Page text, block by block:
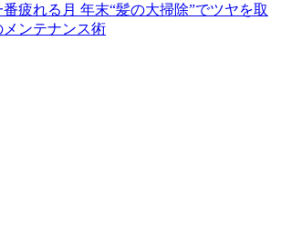
疲れる月 年末“髪の大掃除”でツヤを取
メンテナンス術